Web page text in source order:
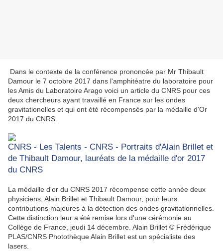
Dans le contexte de la conférence prononcée par Mr Thibault
Damour le 7 octobre 2017 dans l'amphitéatre du laboratoire pour
les Amis du Laboratoire Arago voici un article du CNRS pour ces
deux chercheurs ayant travaillé en France sur les ondes
gravitationelles et qui ont été récompensés par la médaille d'Or
2017 du CNRS.
CNRS - Les Talents - CNRS - Portraits d'Alain Brillet et
de Thibault Damour, lauréats de la médaille d'or 2017
du CNRS
La médaille d'or du CNRS 2017 récompense cette année deux
physiciens, Alain Brillet et Thibault Damour, pour leurs
contributions majeures à la détection des ondes gravitationnelles.
Cette distinction leur a été remise lors d'une cérémonie au
Collège de France, jeudi 14 décembre. Alain Brillet © Frédérique
PLAS/CNRS Photothèque Alain Brillet est un spécialiste des
lasers.